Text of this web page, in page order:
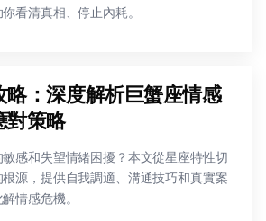
看清真相、停止內耗。
略：深度解析巨蟹座情感
對策略
感和失望情緒困擾？本文從星座特性切
根源，提供自我調適、溝通技巧和真實案
情感危機。